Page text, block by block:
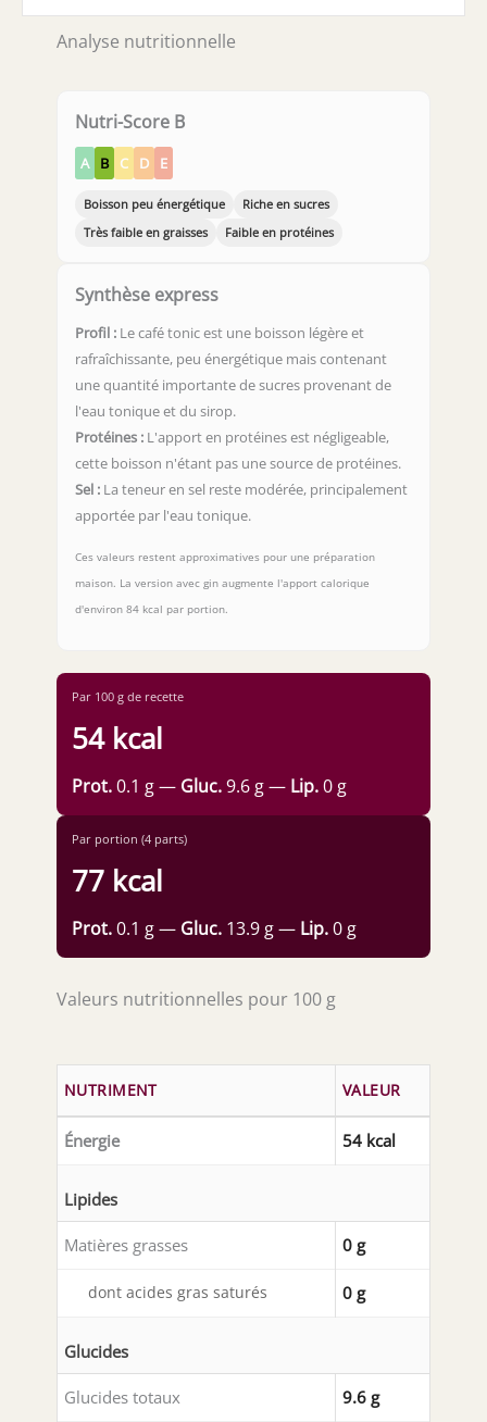
Analyse nutritionnelle
Nutri-Score B
A B C D E
Boisson peu énergétique
Riche en sucres
Très faible en graisses
Faible en protéines
Synthèse express
Profil : Le café tonic est une boisson légère et
rafraîchissante, peu énergétique mais contenant
une quantité importante de sucres provenant de
l'eau tonique et du sirop.
Protéines : L'apport en protéines est négligeable,
cette boisson n'étant pas une source de protéines.
Sel : La teneur en sel reste modérée, principalement
apportée par l'eau tonique.
Ces valeurs restent approximatives pour une préparation
maison. La version avec gin augmente l'apport calorique
d'environ 84 kcal par portion.
Par 100 g de recette
54 kcal
Prot.0.1 g — Gluc.9.6 g — Lip.0 g
Par portion (4 parts)
77 kcal
Prot.0.1 g — Gluc. 13.9 g — Lip.0 g
Valeurs nutritionnelles pour 100 g
NUTRIMENT VALEUR
Énergie 54 kcal
Lipides
Matières grasses 0 g
dont acides gras saturés 0 g
Glucides
Glucides totaux 9.6 g